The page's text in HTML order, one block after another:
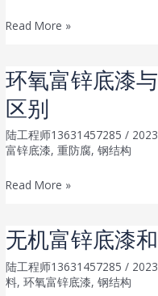
机
底
漆，
究
竟
用
种
漆
好？
环
锌
底
和
机
底
漆
有
Read More »
环氧富锌底漆
区别
陆工程师13631457285/
富锌底漆,重防腐,钢结构
环
锌
底
漆
Read More »
无机富锌底漆
陆工程师13631457285/
料,环氧富锌底漆,钢结构